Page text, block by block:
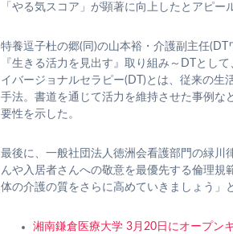
「やる気スコア」が顕著に向上したとアピー
特養逗子杜の郷(同)の山本裕・介護副主任
『生きる活力を見出す』取り組み～DTとし
イバージョナルセラピー(DT)とは、従来の生
手法。書道を通じて活力を維持させた事例な
要性を示した。
最後に、一般社団法人徳洲会看護部門の緑川
んや入居者さんへの敬意を最優先する倫理規
体の介護の質をさらに高めていきましょう」
湘南鎌倉医療大学 3月20日にオープン